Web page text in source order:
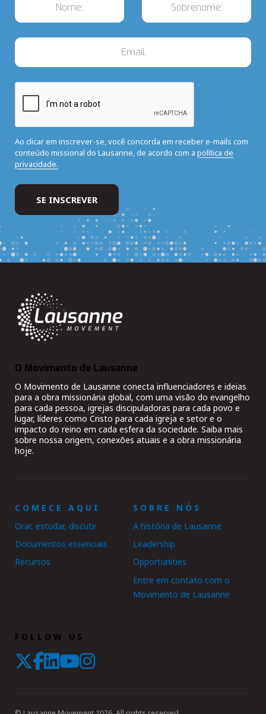
Ao clicar em inscrever-se, você concorda em receber e-mails com
conteúdo missional do Lausanne, de acordo com a política de
privacidade.
O Movimento de Lausanne
O Movimento de Lausanne conecta influenciadores e ideias
para a obra missionária global, com uma visão do evangelho
para cada pessoa, igrejas discipuladoras para cada povo e
lugar, líderes como Cristo para cada igreja e setor e o
impacto do reino em cada esfera da sociedade. Saiba mais
sobre nossa origem, conexões atuais e a obra missionária
hoje.
COMECE AQUI
Orar, estudar, discutir
Documentos essenciais
Recursos
SOBRE NÓS
A história de Lausanne
Leadership
Opportunities
Entre em contato com o
Movimento de Lausanne
FOLLOW US